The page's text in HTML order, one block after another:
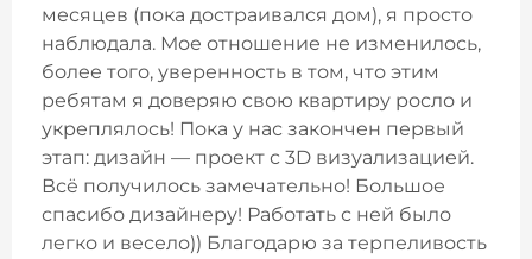
месяцев (пока достраивался дом), я просто
наблюдала. Мое отношение не изменилось,
более того, уверенность в том, что этим
ребятам я доверяю свою квартиру росло и
укреплялось! Пока у нас закончен первый
этап: дизайн — проект с 3D визуализацией.
Всё получилось замечательно! Большое
спасибо дизайнеру! Работать с ней было
легко и весело)) Благодарю за терпеливость